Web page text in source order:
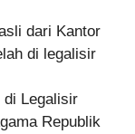
dari Kantor
di legalisir
di Legalisir
Republik